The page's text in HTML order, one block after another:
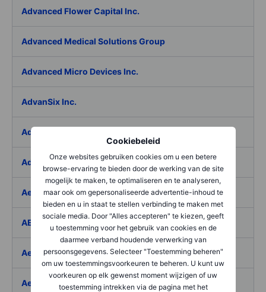
Cookiebeleid
Onze websites gebruiken cookies om u een betere
browse-ervaring te bieden door de werking van de site
mogelijk te maken, te optimaliseren en te analyseren,
maar ook om gepersonaliseerde advertentie-inhoud te
bieden en u in staat te stellen verbinding te maken met
sociale media. Door "Alles accepteren" te kiezen, geeft
u toestemming voor het gebruik van cookies en de
daarmee verband houdende verwerking van
persoonsgegevens. Selecteer "Toestemming beheren"
om uw toestemmingsvoorkeuren te beheren. U kunt uw
voorkeuren op elk gewenst moment wijzigen of uw
toestemming intrekken via de pagina met het
Advanced Flower Capital Inc.
Advanced Medical Solutions Group
Advanced Micro Devices Inc.
AdvanSix Inc.
Advantage Solutions Inc.
Adyen NV
Aebi Schmidt Holding AG
AECOM
Aedes SpA
Aedifica SICAFI SA